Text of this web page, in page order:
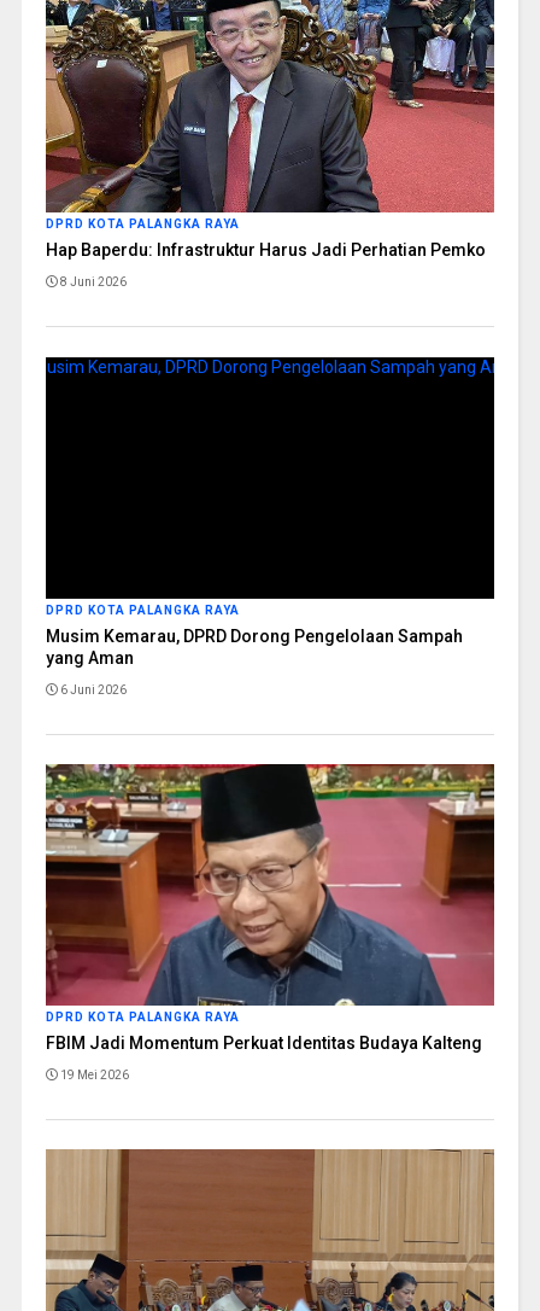
DPRD KOTA PALANGKA RAYA
Hap Baperdu: Infrastruktur Harus Jadi Perhatian Pemko
8 Juni 2026
DPRD KOTA PALANGKA RAYA
Musim Kemarau, DPRD Dorong Pengelolaan Sampah
yang Aman
6 Juni 2026
DPRD KOTA PALANGKA RAYA
FBIM Jadi Momentum Perkuat Identitas Budaya Kalteng
19 Mei 2026